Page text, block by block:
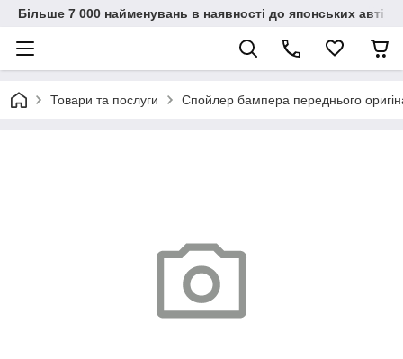
Більше 7 000 найменувань в наявності до японських
Товари та послуги Спойлер бампера переднього